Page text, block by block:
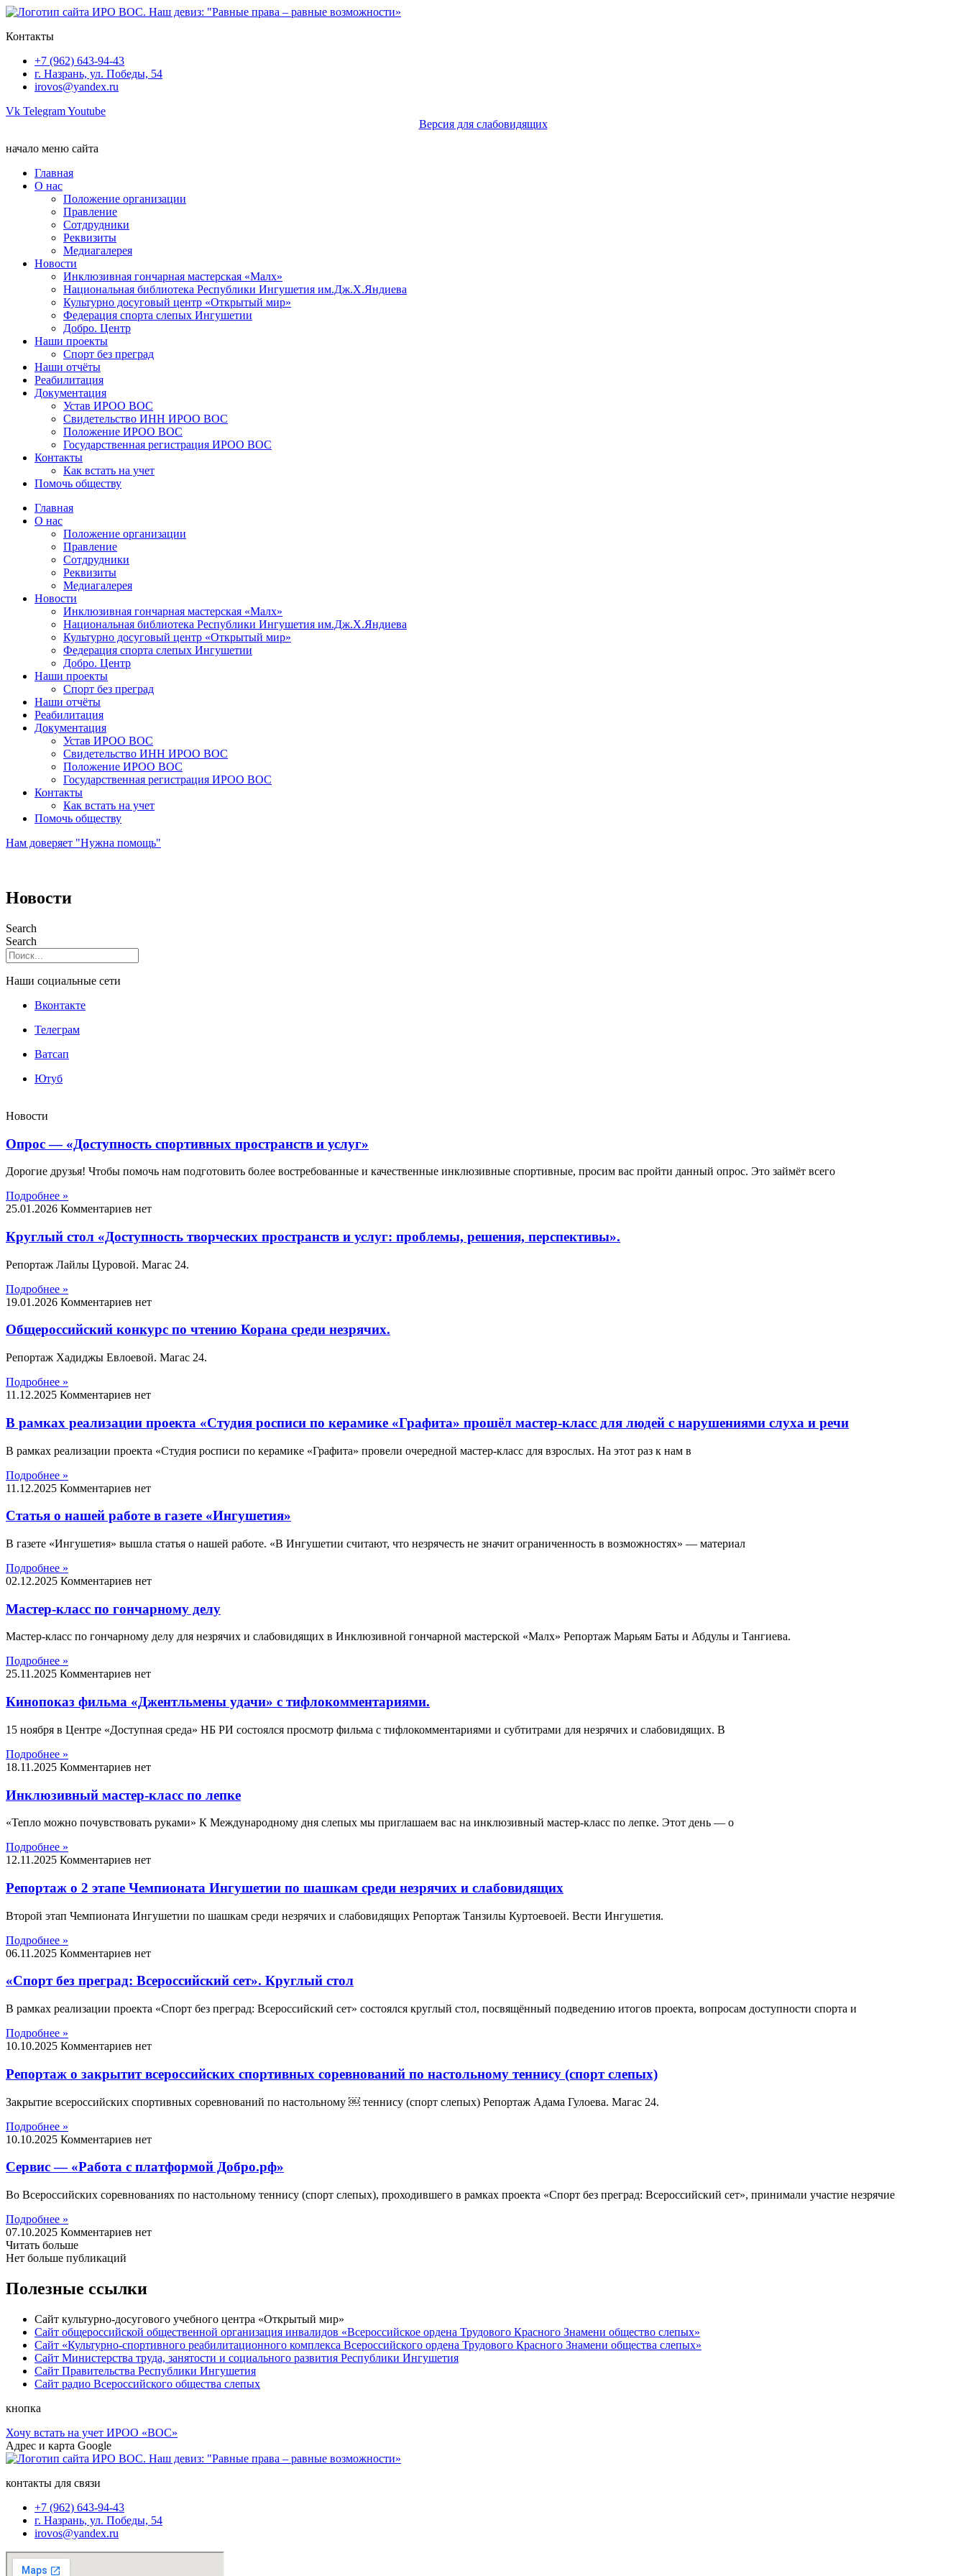
Перейти
содержимому
Контакты
+7 (962) 643-94-43
г. Назрань, ул. Победы, 54
irovos@yandex.ru
Vk TelegramYoutube
Версия для слабовидящих
начало меню сайта
Главная
О нас
Положение организации
Правление
Сотдрудники
Реквизиты
Медиагалерея
Новости
Инклюзивная гончарная мастерская «Малх»
Национальная библиотека Республики Ингушетия им.Дж.Х.Яндиева
Культурно досуговый центр «Открытый мир»
Федерация спорта слепых Ингушетии
Добро. Центр
Наши проекты
Спорт без преград
Наши отчёты
Реабилитация
Документация
Устав ИРОО ВОС
Свидетельство ИНН ИРОО ВОС
Положение ИРОО ВОС
Государственная регистрация ИРОО ВОС
Контакты
Как встать на учет
Помочь обществу
Главная
О нас
Положение организации
Правление
Сотдрудники
Реквизиты
Медиагалерея
Новости
Инклюзивная гончарная мастерская «Малх»
Национальная библиотека Республики Ингушетия им.Дж.Х.Яндиева
Культурно досуговый центр «Открытый мир»
Федерация спорта слепых Ингушетии
Добро. Центр
Наши проекты
Спорт без преград
Наши отчёты
Реабилитация
Документация
Устав ИРОО ВОС
Свидетельство ИНН ИРОО ВОС
Положение ИРОО ВОС
Государственная регистрация ИРОО ВОС
Контакты
Как встать на учет
Помочь обществу
Нам доверяет "Нужна помощь"
Новости
Search
Search
Наши социальные сети
Вконтакте
Телеграм
Ватсап
Ютуб
Новости
Опрос — «Доступность спортивных пространств и услуг»
Дорогие друзья! Чтобы помочь нам подготовить более востребованные и качественные инклюзивные спортивные, просим вас пройти данный опрос. Это займёт всего
Подробнее »
25.01.2026 Комментариев нет
Круглый стол «Доступность творческих пространств и услуг: проблемы, решения, перспективы».
Репортаж Лайлы Цуровой. Магас 24.
Подробнее »
19.01.2026 Комментариев нет
Общероссийский конкурс по чтению Корана среди незрячих.
Репортаж Хадиджы Евлоевой. Магас 24.
Подробнее »
11.12.2025 Комментариев нет
В рамках реализации проекта «Студия росписи по керамике «Графита» прошёл мастер-класс для людей с нарушениями слуха и речи
В рамках реализации проекта «Студия росписи по керамике «Графита» провели очередной мастер-класс для взрослых. На этот раз к нам в
Подробнее »
11.12.2025 Комментариев нет
Статья о нашей работе в газете «Ингушетия»
В газете «Ингушетия» вышла статья о нашей работе. «В Ингушетии считают, что незрячесть не значит ограниченность в возможностях» — материал
Подробнее »
02.12.2025 Комментариев нет
Мастер-класс по гончарному делу
Мастер-класс по гончарному делу для незрячих и слабовидящих в Инклюзивной гончарной мастерской «Малх» Репортаж Марьям Баты и Абдулы и Тангиева.
Подробнее »
25.11.2025 Комментариев нет
Кинопоказ фильма «Джентльмены удачи» с тифлокомментариями.
15 ноября в Центре «Доступная среда» НБ РИ состоялся просмотр фильма с тифлокомментариями и субтитрами для незрячих и слабовидящих. В
Подробнее »
18.11.2025 Комментариев нет
Инклюзивный мастер-класс по лепке
«Тепло можно почувствовать руками» К Международному дня слепых мы приглашаем вас на инклюзивный мастер-класс по лепке. Этот день — о
Подробнее »
12.11.2025 Комментариев нет
Репортаж о 2 этапе Чемпионата Ингушетии по шашкам среди незрячих и слабовидящих
Второй этап Чемпионата Ингушетии по шашкам среди незрячих и слабовидящих Репортаж Танзилы Куртоевоей. Вести Ингушетия.
Подробнее »
06.11.2025 Комментариев нет
«Спорт без преград: Всероссийский сет». Круглый стол
В рамках реализации проекта «Спорт без преград: Всероссийский сет» состоялся круглый стол, посвящённый подведению итогов проекта, вопросам доступности спорта и
Подробнее »
10.10.2025 Комментариев нет
Репортаж о закрытит всероссийских спортивных соревнований по настольному теннису (спорт слепых)
Закрытие всероссийских спортивных соревнований по настольному ￼ теннису (спорт слепых) Репортаж Адама Гулоева. Магас 24.
Подробнее »
10.10.2025 Комментариев нет
Сервис — «Работа с платформой Добро.рф»
Во Всероссийских соревнованиях по настольному теннису (спорт слепых), проходившего в рамках проекта «Спорт без преград: Всероссийский сет», принимали участие незрячие
Подробнее »
07.10.2025 Комментариев нет
Читать больше
Нет больше публикаций
Полезные ссылки
Сайт культурно-досугового учебного центра «Открытый мир»
Сайт общероссийской общественной организация инвалидов «Всероссийское ордена Трудового Красного Знамени общество слепых»
Сайт «Культурно-спортивного реабилитационного комплекса Всероссийского ордена Трудового Красного Знамени общества слепых»
Сайт Министерства труда, занятости и социального развития Республики Ингушетия
Сайт Правительства Республики Ингушетия
Сайт радио Всероссийского общества слепых
кнопка
Хочу встать на учет ИРОО «ВОС»
Адрес и карта Google
контакты для связи
+7 (962) 643-94-43
г. Назрань, ул. Победы, 54
irovos@yandex.ru